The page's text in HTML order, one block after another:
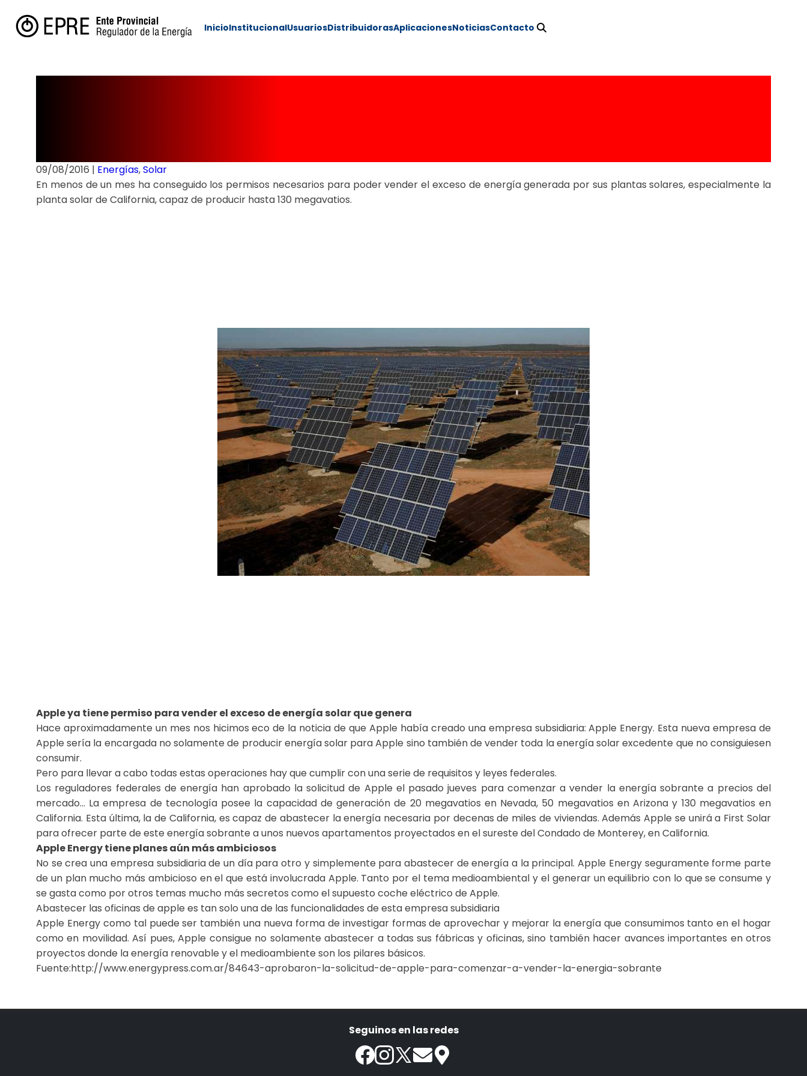
InicioInstitucionalUsuariosDistribuidorasAplicacionesNoticiasContacto
09/08/2016 | Energías,Solar
En menos de un mes ha conseguido los permisos necesarios para poder vender el exceso de energía generada por sus plantas solares, especialmente la
planta solar de California, capaz de producir hasta 130 megavatios.
Apple ya tiene permiso para vender el exceso de energía solar que genera
Hace aproximadamente un mes nos hicimos eco de la noticia de que Apple había creado una empresa subsidiaria: Apple Energy. Esta nueva empresa de
Apple sería la encargada no solamente de producir energía solar para Apple sino también de vender toda la energía solar excedente que no consiguiesen
consumir.
Pero para llevar a cabo todas estas operaciones hay que cumplir con una serie de requisitos y leyes federales.
Los reguladores federales de energía han aprobado la solicitud de Apple el pasado jueves para comenzar a vender la energía sobrante a precios del
mercado… La empresa de tecnología posee la capacidad de generación de 20 megavatios en Nevada, 50 megavatios en Arizona y 130 megavatios en
California. Esta última, la de California, es capaz de abastecer la energía necesaria por decenas de miles de viviendas. Además Apple se unirá a First Solar
para ofrecer parte de este energía sobrante a unos nuevos apartamentos proyectados en el sureste del Condado de Monterey, en California.
Apple Energy tiene planes aún más ambiciosos
No se crea una empresa subsidiaria de un día para otro y simplemente para abastecer de energía a la principal. Apple Energy seguramente forme parte
de un plan mucho más ambicioso en el que está involucrada Apple. Tanto por el tema medioambiental y el generar un equilibrio con lo que se consume y
se gasta como por otros temas mucho más secretos como el supuesto coche eléctrico de Apple.
Abastecer las oficinas de apple es tan solo una de las funcionalidades de esta empresa subsidiaria
Apple Energy como tal puede ser también una nueva forma de investigar formas de aprovechar y mejorar la energía que consumimos tanto en el hogar
como en movilidad. Así pues, Apple consigue no solamente abastecer a todas sus fábricas y oficinas, sino también hacer avances importantes en otros
proyectos donde la energía renovable y el medioambiente son los pilares básicos.
Fuente:http://www.energypress.com.ar/84643-aprobaron-la-solicitud-de-apple-para-comenzar-a-vender-la-energia-sobrante
Seguinos en las redes